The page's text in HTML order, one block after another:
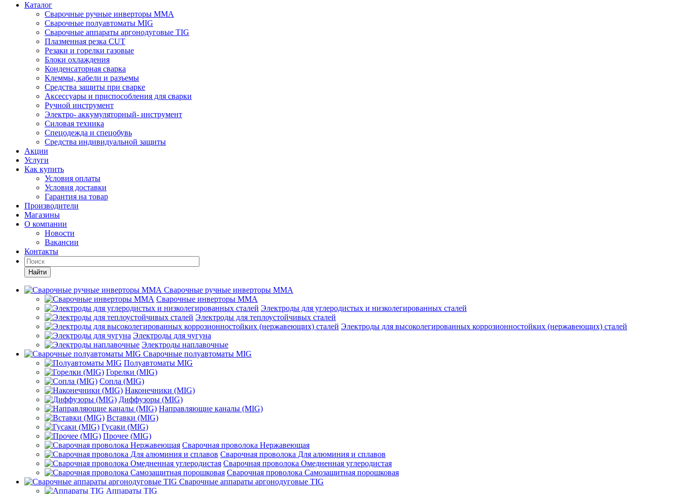
Каталог
Сварочные ручные инверторы MMA
Сварочные полуавтоматы MIG
Сварочные аппараты аргонодуговые TIG
Плазменная резка CUT
Резаки и горелки газовые
Блоки охлаждения
Конденсаторная сварка
Клеммы, кабели и разъемы
Средства защиты при сварке
Аксессуары и приспособления для сварки
Ручной инструмент
Электро- аккумуляторный- инструмент
Силовая техника
Спецодежда и спецобувь
Средства индивидуальной защиты
Акции
Услуги
Как купить
Условия оплаты
Условия доставки
Гарантия на товар
Производители
Магазины
О компании
Новости
Вакансии
Контакты
Найти
Сварочные ручные инверторы MMA
Сварочные инверторы MMA
Электроды для углеродистых и низколегированных сталей
Электроды для теплоустойчивых сталей
Электроды для высоколегированных коррозионностойких (нержавеющих) сталей
Электроды для чугуна
Электроды наплавочные
Сварочные полуавтоматы MIG
Полуавтоматы MIG
Горелки (MIG)
Сопла (MIG)
Наконечники (MIG)
Диффузоры (MIG)
Направляющие каналы (MIG)
Вставки (MIG)
Гусаки (MIG)
Прочее (MIG)
Сварочная проволока Нержавеющая
Сварочная проволока Для алюминия и сплавов
Сварочная проволока Омедненная углеродистая
Сварочная проволока Самозащитная порошковая
Сварочные аппараты аргонодуговые TIG
Аппараты TIG